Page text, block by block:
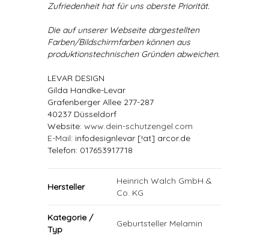
Zufriedenheit hat für uns oberste Priorität.
Die auf unserer Webseite dargestellten
Farben/Bildschirmfarben können aus
produktionstechnischen Gründen abweichen.
LEVAR DESIGN
Gilda Handke-Levar
Grafenberger Allee 277-287
40237 Düsseldorf
Website: www.dein-schutzengel.com
E-Mail: infodesignlevar [!at] arcor.de
Telefon: 017653917718
Hersteller
Heinrich Walch GmbH &
Co. KG
Kategorie /
Typ
Geburtsteller Melamin